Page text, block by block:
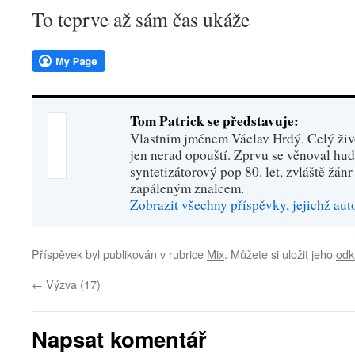
To teprve až sám čas ukáže
Tom Patrick se představuje:
Vlastním jménem Václav Hrdý. Celý
jen nerad opouští. Zprvu se věnoval
syntetizátorový pop 80. let, zvláště
zapáleným znalcem.
Zobrazit všechny příspěvky, jejichž
Příspěvek byl publikován v rubrice Mix. Můžete si uložit jeho
← Výzva (17)
Napsat komentář